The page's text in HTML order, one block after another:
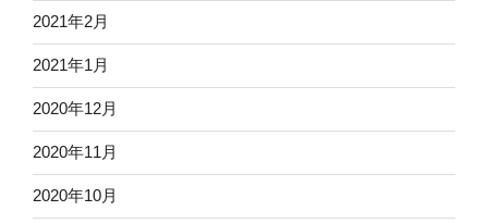
2021年2月
2021年1月
2020年12月
2020年11月
2020年10月